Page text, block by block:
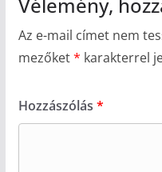
Az e-mail címet nem
mezőket* karakterrel
Hozzászólás *